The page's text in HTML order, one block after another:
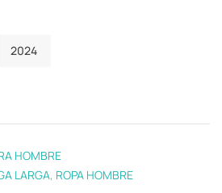
2024
HOMBRE
LARGA, ROPA HOMBRE